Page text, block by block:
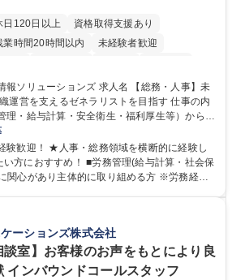
日120日以上
資格取得支援あり
業時間20時間以内
未経験者歓迎
交通費支給 土日祝休み 寮・社宅あり
ンズ 求人名 【総務・人事】未
を支えるゼネラリストを目指す 仕事の内
理・給与計算・安全衛生・福利厚生等）からお
・採用・教育業務へ守備範囲を広げ、組織運
務：労働時間管理、給与
生管理、安全衛生、健康経営推進等をお任せ
職者管理など、幅広く経験を積んでいただき
に最適な環境です。 募集職種 【総
グループ/組織運営を支えるゼネラリストを目
験歓迎！ ★人事・総務領域を横断的に経験し
■労務管理(給与計算・社会保
関心があり主体的に取り組める方 ※労務経験
算・社会保険手続き・勤怠管理など）の経験
大学 高専 短大
格：
ーションズ株式会社
室】お客様のお声をもとにより良
インバウンドコールスタッフ